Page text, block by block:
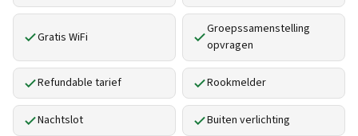
Gratis WiFi
Groepssamenstelling
opvragen
Refundable tarief Rookmelder
Nachtslot Buiten verlichting